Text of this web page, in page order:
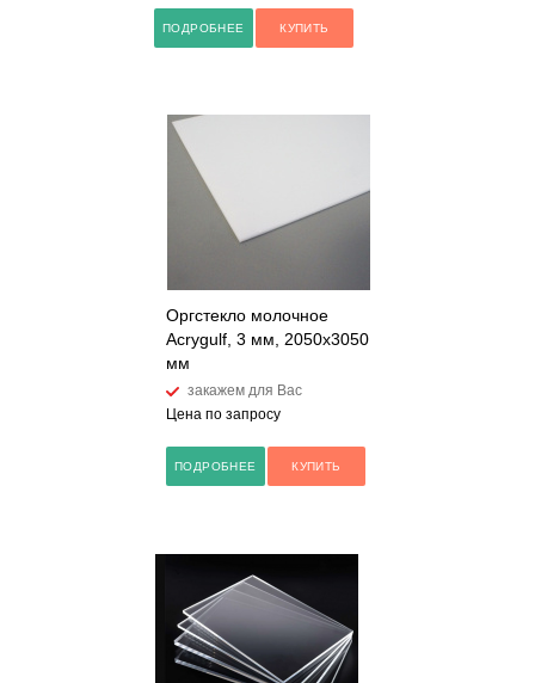
ПОДРОБНЕЕ КУПИТЬ
Оргстекло молочное
Acrygulf, 3 мм, 2050х3050
мм
закажем для Вас
Цена по запросу
ПОДРОБНЕЕ КУПИТЬ